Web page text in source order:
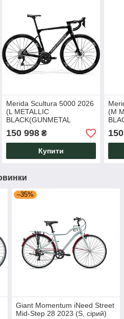
Merida Scultura 5000 2026
(L METALLIC
BLACK(GUNMETAL
GREY))
150 998₴
Купити
(M
–35%
Giant Momentum iNeed Street
Mid-Step 28 2023 (S, сірий)